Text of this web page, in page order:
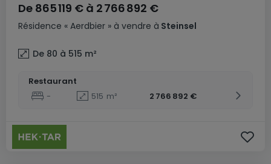
Résidence « Aerdbier » à vendre à Steinsel
De 865 119 € à 2 766 892 €
De 80 à 515 m²
Restaurant
-
515 m² 2 766 892 €